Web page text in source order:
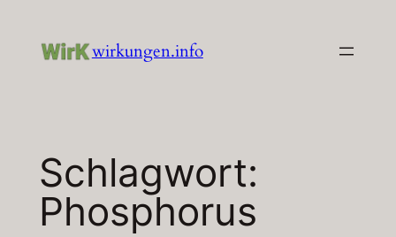
Inhalt
wirkungen.info
Schlagwort:
Phosphorus